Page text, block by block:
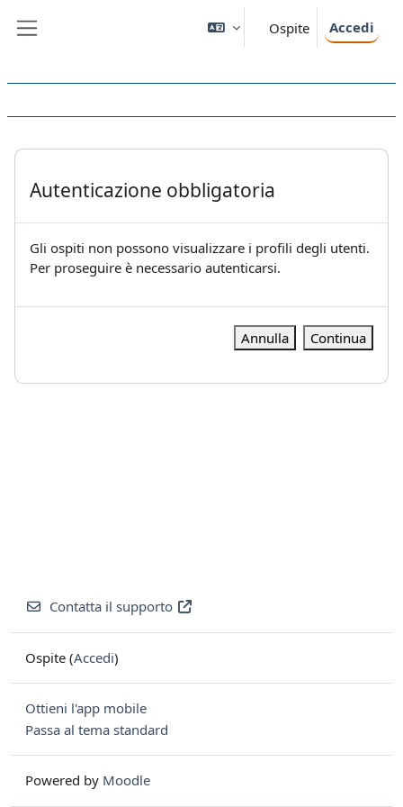
Ospite Accedi
Autenticazione obbligatoria
Gli ospiti non possono visualizzare i profili degli utenti.
Per proseguire è necessario autenticarsi.
Annulla Continua
Contatta il supporto
Ospite (Accedi)
Ottieni l'app mobile
Passa al tema standard
Powered by Moodle